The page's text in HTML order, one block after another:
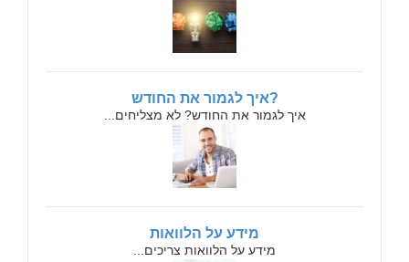
?איך לגמור את החודש
איך לגמור את החודש? לא מצליחים...
מידע על הלוואות
מידע על הלוואות צריכים...